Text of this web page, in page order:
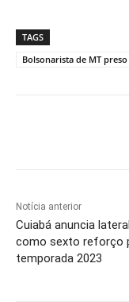
TAGS
Bolsonarista de MT
Notícia anterior
Cuiabá anuncia
como sexto reforço
temporada 2023